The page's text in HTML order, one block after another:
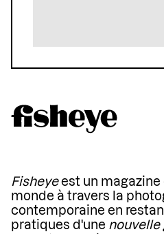
Fisheyeest un
monde à travers la
contemporaine en
pratiques d'une nouvelle